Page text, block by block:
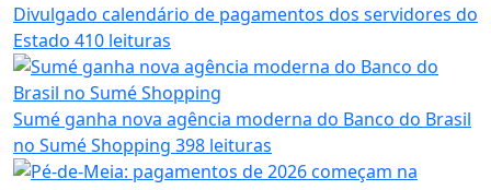
Divulgado calendário de pagamentos dos servidores do
Estado 410 leituras
Sumé ganha nova agência moderna do Banco do Brasil
no Sumé Shopping 398 leituras